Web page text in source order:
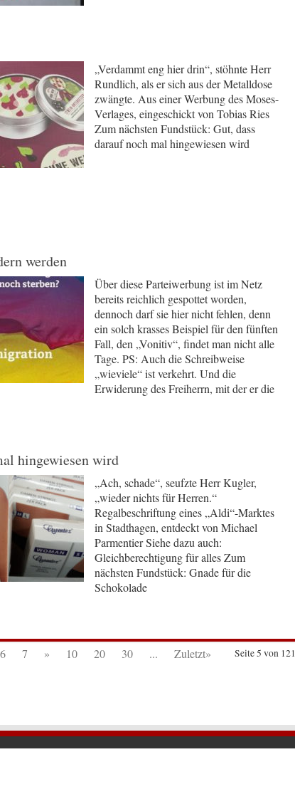
„Verdammt eng hier drin“, stöhnte Herr
Rundlich, als er sich aus der Metalldose
zwängte. Aus einer Werbung des Moses-
Verlages, eingeschickt von Tobias Ries
Zum nächsten Fundstück: Gut, dass
darauf noch mal hingewiesen wird
werden
Über diese Parteiwerbung ist im Netz
bereits reichlich gespottet worden,
dennoch darf sie hier nicht fehlen, denn
ein solch krasses Beispiel für den fünften
Fall, den „Vonitiv“, findet man nicht alle
Tage. PS: Auch die Schreibweise
„wieviele“ ist verkehrt. Und die
Erwiderung des Freiherrn, mit der er die
hingewiesen wird
„Ach, schade“, seufzte Herr Kugler,
„wieder nichts für Herren.“
Regalbeschriftung eines „Aldi“-Marktes
in Stadthagen, entdeckt von Michael
Parmentier Siehe dazu auch:
Gleichberechtigung für alles Zum
nächsten Fundstück: Gnade für die
Schokolade
Seite 5 von 121
6 7 » 10 20 30 ... Zuletzt»